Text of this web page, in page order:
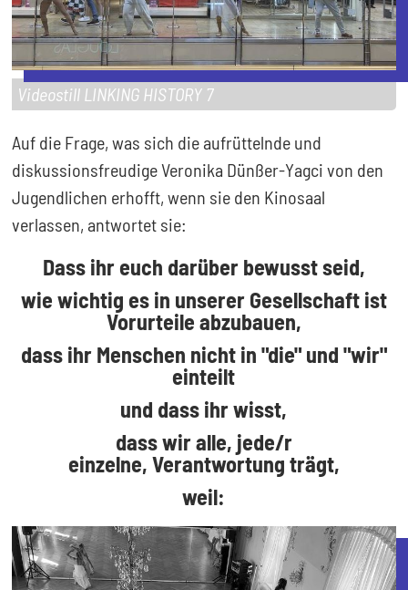
Videostill LINKING HISTORY 7
Auf die Frage, was sich die aufrüttelnde und
diskussionsfreudige Veronika Dünßer-Yagci von den
Jugendlichen erhofft, wenn sie den Kinosaal
verlassen, antwortet sie:
Dass ihr euch darüber bewusst seid,
wie wichtig es in unserer Gesellschaft ist
Vorurteile abzubauen,
dass ihr Menschen nicht in "die" und "wir"
einteilt
und dass ihr wisst,
dass wir alle, jede/r
einzelne, Verantwortung trägt,
weil: